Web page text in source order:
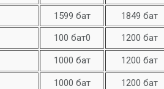
1599 бат 1849 бат
100 бат0 1200 бат
1000 бат 1200 бат
1000 бат 1200 бат